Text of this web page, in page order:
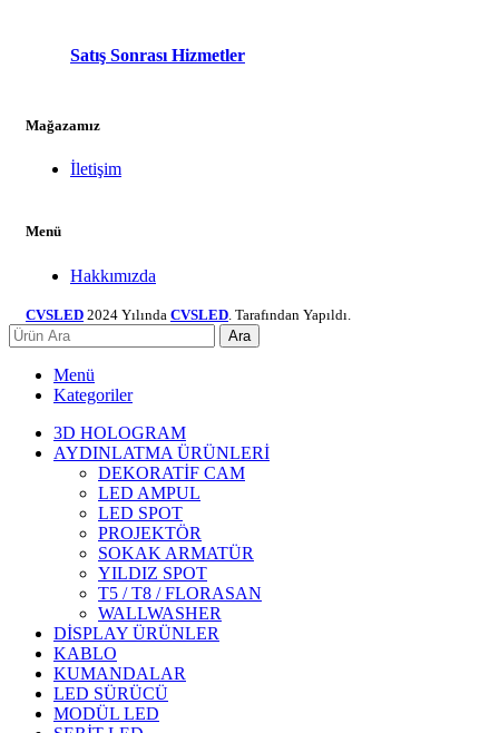
Satış Sonrası Hizmetler
Mağazamız
İletişim
Menü
Hakkımızda
CVSLED 2024 Yılında CVSLED . Tarafından Yapıldı.
Ara
Menü
Kategoriler
3D HOLOGRAM
AYDINLATMA ÜRÜNLERİ
DEKORATİF CAM
LED AMPUL
LED SPOT
PROJEKTÖR
SOKAK ARMATÜR
YILDIZ SPOT
T5 / T8 / FLORASAN
WALLWASHER
DİSPLAY ÜRÜNLER
KABLO
KUMANDALAR
LED SÜRÜCÜ
MODÜL LED